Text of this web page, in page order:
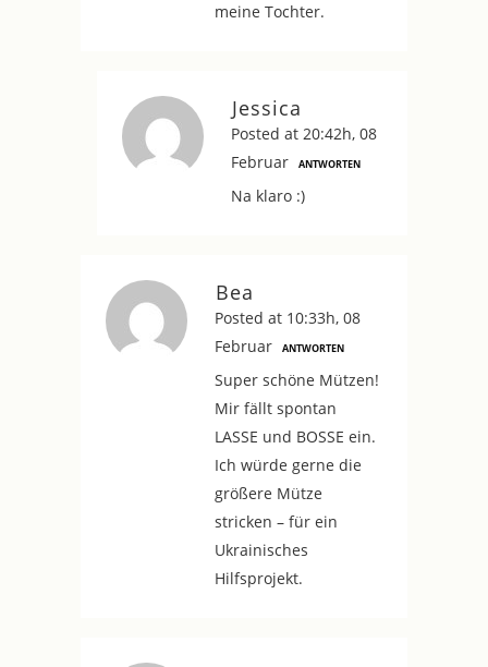
meine Tochter.
Jessica
Posted at 20:42h, 08
Februar
ANTWORTEN
Na klaro :)
Bea
Posted at 10:33h, 08
Februar
ANTWORTEN
Super schöne Mützen!
Mir fällt spontan
LASSE und BOSSE ein.
Ich würde gerne die
größere Mütze
stricken – für ein
Ukrainisches
Hilfsprojekt.